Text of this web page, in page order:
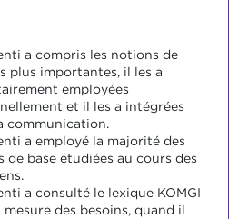
a compris les notions de
plus importantes, il les a
employées
et il les a intégrées
communication.
a employé la majorité des
de base étudiées au cours des
a consulté le lexique KOMGI
mesure des besoins, quand il